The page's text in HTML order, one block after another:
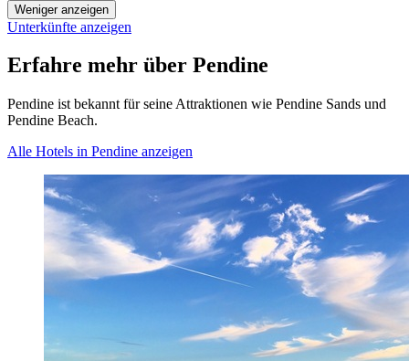
Weniger anzeigen
Unterkünfte anzeigen
Erfahre mehr über Pendine
Pendine ist bekannt für seine Attraktionen wie Pendine Sands und
Pendine Beach.
Alle Hotels in Pendine anzeigen